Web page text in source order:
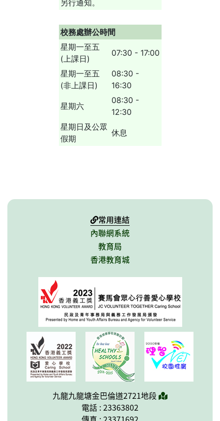
另行通知。
校務處辦公時間
星期一至五
(上課日)
07:30 - 17:00
星期一至五
(非上課日)
08:30 -
16:30
星期六
08:30 -
12:30
星期日及公眾
假期
休息
常用連結
內聯網系統
教育局
香港教育城
九龍九龍塘金巴倫道2721地段
電話 : 23363802